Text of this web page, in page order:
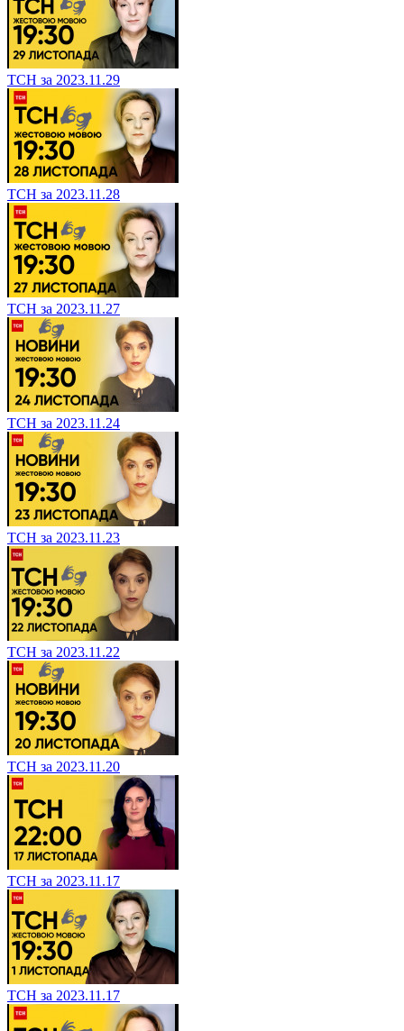
ТСН за 2023.11.29
ТСН за 2023.11.28
ТСН за 2023.11.27
ТСН за 2023.11.24
ТСН за 2023.11.23
ТСН за 2023.11.22
ТСН за 2023.11.20
ТСН за 2023.11.17
ТСН за 2023.11.17